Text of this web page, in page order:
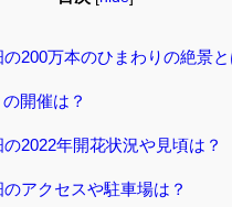
200万本のひまわりの絶景
開催は？
2022年開花状況や見頃は？
アクセスや駐車場は？